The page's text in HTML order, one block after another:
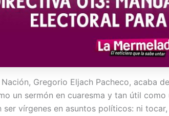
Gregorio Eljach Pacheco, acaba
un sermón en cuaresma y tan útil
vírgenes en asuntos políticos: ni